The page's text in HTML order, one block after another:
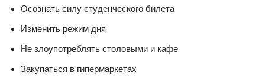
Осознать силу студенческого билета
Изменить режим дня
Не злоупотреблять столовыми и кафе
Закупаться в гипермаркетах